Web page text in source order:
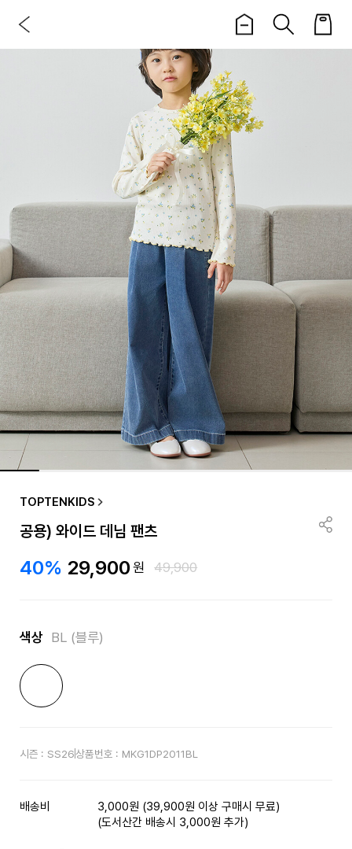
TOPTENKIDS
공용) 와이드 데님 팬츠
40% 29,900원 49,900
색상 BL (블루)
시즌 : SS26상품번호 : MKG1DP2011BL
배송비
3,000원 (39,900원 이상 구매시 무료)
(도서산간 배송시 3,000원 추가)